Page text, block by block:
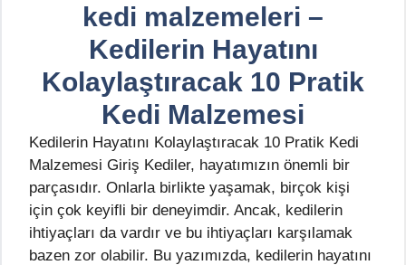
kedi malzemeleri –
Kedilerin Hayatını
Kolaylaştıracak 10 Pratik
Kedi Malzemesi
Kedilerin Hayatını Kolaylaştıracak 10 Pratik Kedi
Malzemesi Giriş Kediler, hayatımızın önemli bir
parçasıdır. Onlarla birlikte yaşamak, birçok kişi
için çok keyifli bir deneyimdir. Ancak, kedilerin
ihtiyaçları da vardır ve bu ihtiyaçları karşılamak
bazen zor olabilir. Bu yazımızda, kedilerin hayatını